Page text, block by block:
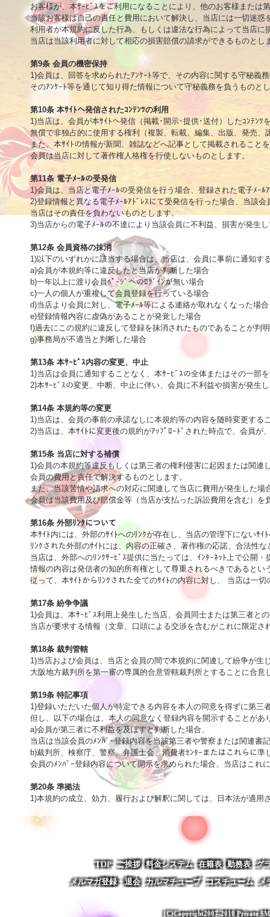
お客様が、本ｻｰﾋﾞｽをご利用になることにより、他のお客様または
当該お客様は自己の責任と費用において解決し、当店には一切迷惑
利用者が本規約に反した行為、もしくは違法な行為によって当店に
当店は当該利用者に対して相応の損害賠償の請求ができるものとし
第9条 会員の機密保持
1)会員は、回答を求められたｱﾝｹｰﾄ等で、その内容に関する守秘義
そのｱﾝｹｰﾄ等を通じて知り得た情報について守秘義務を負うものと
第10条 本ｻｲﾄへ発信されたｺﾝﾃﾝﾂの利用
1)当店は、会員が本ｻｲﾄへ発信（掲載･開示･提供･送付）したｺﾝﾃﾝﾂ
無償で非独占的に使用する権利（複製、転載、編集、出版、発売
また、本ｻｲﾄの情報が新聞、雑誌などへ記事として掲載されること
会員は当店に対して著作権人格権を行使しないものとします。
第11条 電子ﾒｰﾙの受発信
1)会員は、当店と電子ﾒｰﾙの受発信を行う場合、登録された電子ﾒｰﾙ
2)登録情報と異なる電子ﾒｰﾙｱﾄﾞﾚｽにて受発信を行った場合、当該
当店はその責任を負わないものとします。
3)当店からの電子ﾒｰﾙの不達により当該会員に不利益、損害が発生
第12条 会員資格の抹消
1)以下のいずれかに該当する場合は、当店は、会員に事前に通知
a)会員が本規約等に違反したと当店が判断した場合
b)一年以上に渡り会員ﾍﾟｰｼﾞへのﾛｸﾞｲﾝが無い場合
c)一人の個人が重複して会員登録を行っている場合
d)当店より会員に対し、電子ﾒｰﾙ等による連絡が取れなくなった場合
e)登録情報内容に虚偽があることが発覚した場合
f)過去にこの規約に違反して登録を抹消されたものであることが判
g)事務局が不適当と判断した場合
第13条 本ｻｰﾋﾞｽ内容の変更、中止
1)当店は会員に通知することなく、本ｻｰﾋﾞｽの全体またはその一部
2)本ｻｰﾋﾞｽの変更、中断、中止に伴い、会員に不利益や損害が発生
第14条 本規約等の変更
1)当店は、会員の事前の承諾なしに本規約等の内容を随時変更する
2)当店は、本ｻｲﾄに変更後の規約がｱｯﾌﾟﾛｰﾄﾞされた時点で、会員
第15条 当店に対する補償
1)会員の本規約等違反もしくは第三者の権利侵害に起因または関連
会員の費用と責任で解決するものとします。
また、当該苦情や請求への対応に関連して当店に費用が発生した
会員は当該費用及び賠償金等（当店が支払った訴訟費用を含む）
第16条 外部ﾘﾝｸについて
本ｻｲﾄ内には、外部のｻｲﾄへのﾘﾝｸが存在し、当店の管理下にないｻｲ
ﾘﾝｸされた外部のｻｲﾄには、内容の正確さ、著作権の応諾、合法性
当店は、外部へのﾘﾝｸｻｰﾋﾞｽ提供に当たっては、ｲﾝﾀｰﾈｯﾄ上で公開
情報の内容は発信者の知的所有権として尊重されるべきであるとい
従って、本ｻｲﾄからﾘﾝｸされた全てのｻｲﾄの内容に対し、 当店は一
第17条 紛争争議
1)会員は、本ｻｰﾋﾞｽ利用上発生した当店、会員同士または第三者と
当店が要求する情報（文章、口頭による交渉を含むがこれに限定
第18条 裁判管轄
1)当店および会員は、当店と会員の間で本規約に関連して紛争が生
大阪地方裁判所を第一審の専属的合意管轄裁判所とすることに合意
第19条 特記事項
1)登録いただいた個人が特定できる内容を本人の同意を得ずに第三
但し、以下の場合は、本人の同意なく登録内容を開示することがあ
a)会員が第三者に不利益を及ぼすと判断した場合、
当店は当該会員のﾒﾝﾊﾞｰ登録内容を当該第三者や警察または関連書
b)裁判所、検察庁、警察、弁護士会、消費者ｾﾝﾀｰまたはこれらに準
会員のﾒﾝﾊﾞｰ登録内容について開示を求められた場合、当店はこれ
第20条 準拠法
1)本規約の成立、効力、履行および解釈に関しては、日本法が適用
TOP ご挨拶 料金システム 在籍表 勤務表 グ
メルマガ登録・退会 カルマチューブ コスチューム メ
(C)Copyright2007-2010 Private